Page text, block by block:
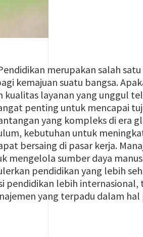
merupakan salah
kemajuan suatu bangsa.
layanan yang unggul
penting untuk mencapai
yang kompleks di era
kebutuhan untuk
bersaing di pasar kerja.
mengelola sumber daya
pendidikan yang lebih
pendidikan lebih internasional,
yang terpadu dalam